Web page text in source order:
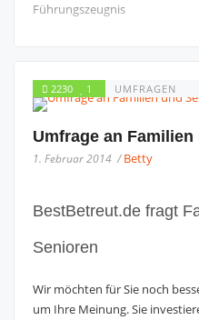
Führungszeugnis
2230 1 UMFRAGEN
Umfrage an
1. Februar 2014 /Betty
BestBetreut.de fragt
Senioren
Wir möchten für Sie noch
um Ihre Meinung. Sie